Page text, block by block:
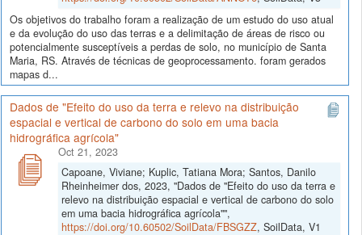
Os objetivos do trabalho foram a realização de um estudo do uso atual
e da evolução do uso das terras e a delimitação de áreas de risco ou
potencialmente susceptíveis a perdas de solo, no município de Santa
Maria, RS. Através de técnicas de geoprocessamento. foram gerados
mapas d...
Dados de "Efeito do uso da terra e relevo na distribuição
espacial e vertical de carbono do solo em uma bacia
hidrográfica agrícola"
Oct 21, 2023
Capoane, Viviane; Kuplic, Tatiana Mora; Santos, Danilo
Rheinheimer dos, 2023, "Dados de "Efeito do uso da terra e
relevo na distribuição espacial e vertical de carbono do solo
em uma bacia hidrográfica agrícola"",
https://doi.org/10.60502/SoilData/FBSGZZ, SoilData, V1